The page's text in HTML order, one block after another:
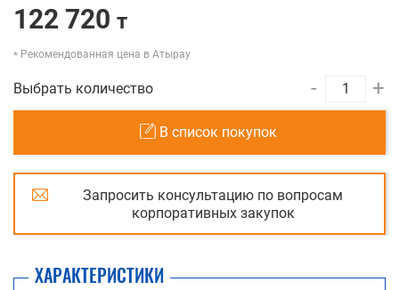
122 720 т
Рекомендованная цена в Атырау
Выбрать количество - +
В список покупок
Запросить консультацию по вопросам
корпоративных закупок
ХАРАКТЕРИСТИКИ